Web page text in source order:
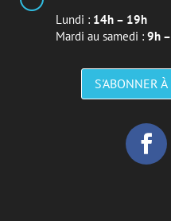
Lundi : 14h – 19h
Mardi au samedi : 9h
S'ABONNER